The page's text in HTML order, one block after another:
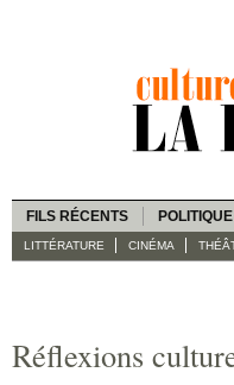
FILS RÉCENTS POLITIQUE
LITTÉRATURE CINÉMA
Réflexions